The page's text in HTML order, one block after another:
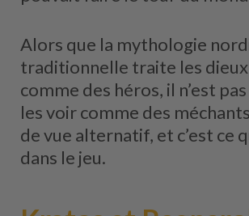
Alors que la mythologie
traditionnelle traite les dieux
comme des héros, il n’est
les voir comme des
de vue alternatif, et c’est ce
dans le jeu.